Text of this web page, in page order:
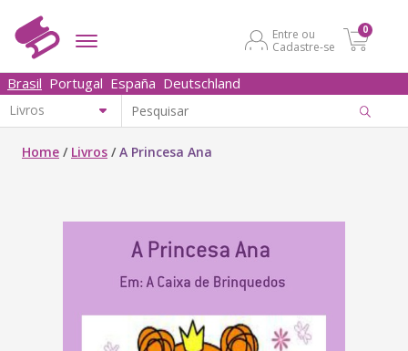
Entre ou
Cadastre-se
0
Brasil Portugal España Deutschland
Home / Livros /A Princesa Ana